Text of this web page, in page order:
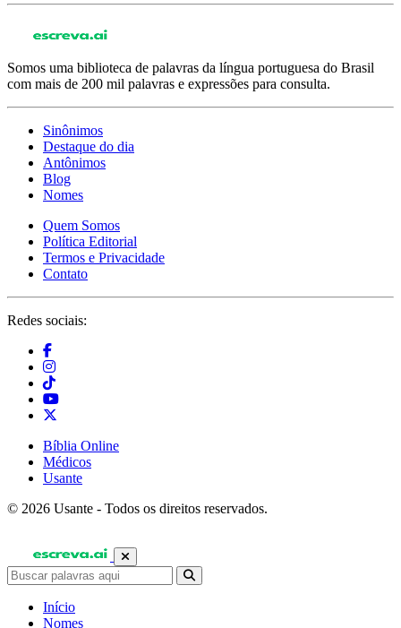
Somos uma biblioteca de palavras da língua portuguesa do Brasil
com mais de 200 mil palavras e expressões para consulta.
Sinônimos
Destaque do dia
Antônimos
Blog
Nomes
Quem Somos
Política Editorial
Termos e Privacidade
Contato
Redes sociais:
Bíblia Online
Médicos
Usante
© 2026 Usante - Todos os direitos reservados.
Início
Nomes